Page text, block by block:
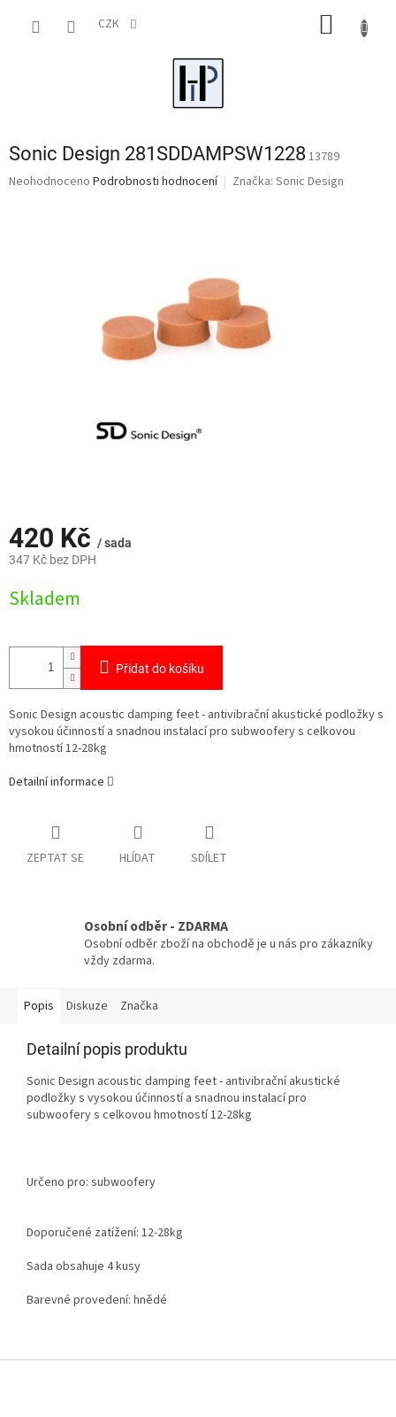
CZK
Sonic Design 281SDDAMPSW122813789
Průměrné
Neohodnoceno Podrobnosti hodnocení Značka: Sonic Design
420 Kč / sada
347 Kč bez DPH
cena:
Skladem
Přidat do košíku
Sonic Design acoustic damping feet - antivibrační akustické podložky s
vysokou účinností a snadnou instalací pro subwoofery s celkovou
hmotností 12-28kg
Detailní informace
ZEPTAT SE HLÍDAT SDÍLET
Osobní odběr - ZDARMA
Osobní odběr zboží na obchodě je u nás pro zákazníky
vždy zdarma.
Popis Diskuze Značka
Detailní popis produktu
Sonic Design acoustic damping feet - antivibrační akustické
podložky s vysokou účinností a snadnou instalací pro
subwoofery s celkovou hmotností 12-28kg
Určeno pro: subwoofery
Doporučené zatížení: 12-28kg
Sada obsahuje 4 kusy
Barevné provedení: hnědé